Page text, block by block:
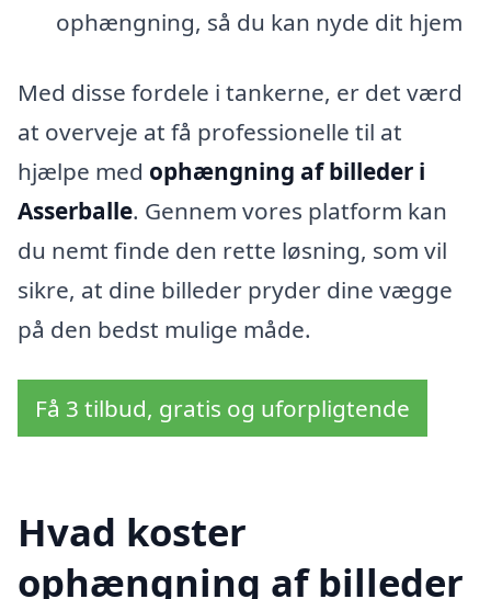
ophængning, så du kan nyde dit hjem
Med disse fordele i tankerne, er det værd
at overveje at få professionelle til at
hjælpe med ophængning af billeder i
Asserballe. Gennem vores platform kan
du nemt finde den rette løsning, som vil
sikre, at dine billeder pryder dine vægge
på den bedst mulige måde.
Få 3 tilbud, gratis og uforpligtende
Hvad koster
ophængning af billeder